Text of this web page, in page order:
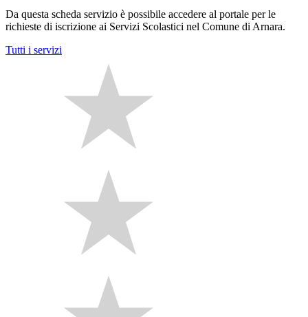
Da questa scheda servizio è possibile accedere al portale per le
richieste di iscrizione ai Servizi Scolastici nel Comune di Arnara.
Tutti i servizi